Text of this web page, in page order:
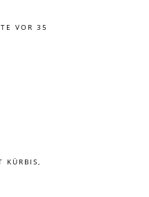
VOR 35
KÜRBIS,